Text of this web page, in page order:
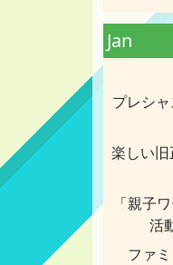
Jan
プレシ
楽しい
「親子
活
ファ